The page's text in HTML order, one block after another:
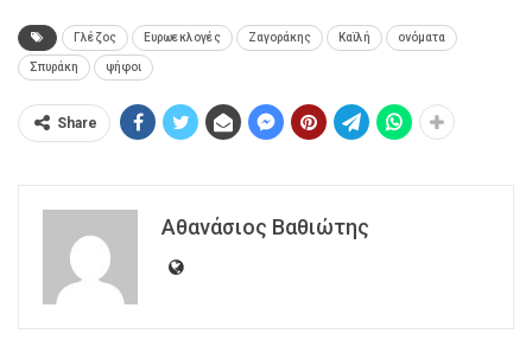
Γλέζος Ευρωεκλογές Ζαγοράκης Καϊλή ονόματα
Σπυράκη ψήφοι
Share
Αθανάσιος Βαθιώτης